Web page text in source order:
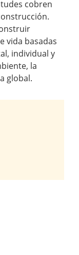
cobren
vida basadas
individual y
la
global.